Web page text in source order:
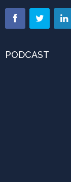
PODCAST